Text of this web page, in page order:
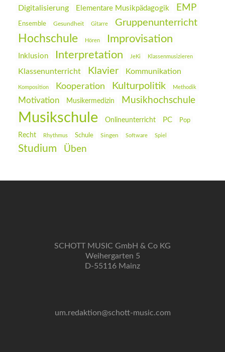
Digitalisierung Elementare Musikpädagogik EMP
Ensemble Gesundheit Gitarre Gruppenunterricht
Hochschule Hören Improvisation
Inklusion Interpretation JeKi Klassenmusizieren
Klassenunterricht Klavier Kommunikation
Komposition Kooperation Kulturpolitik Methodik
Motivation Musikermedizin Musikhochschule
Musikschule Onlineunterricht PC Pop
Recht Rhythmus Schule Singen Software Spiel
Studium Üben
SCHOTT MUSIC GmbH & Co KG
Weihergarten 5
D-55116 Mainz
um.redaktion@schott-music.com